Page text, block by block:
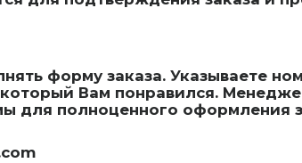
форму заказа. Указываете
Вам понравился.
для полноценного оформления